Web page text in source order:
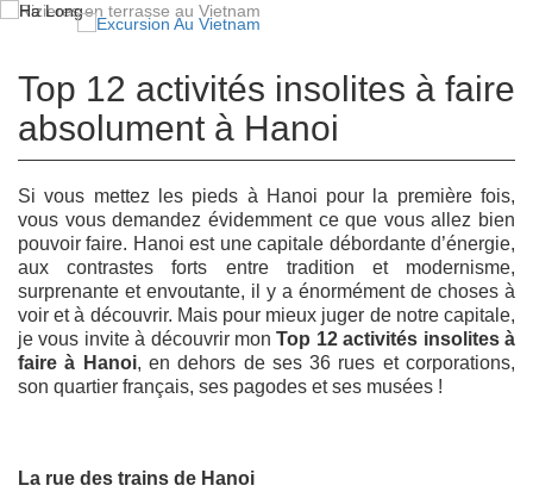
Top 12 activités insolites à faire
absolument à Hanoi
Si vous mettez les pieds à Hanoi pour la première fois,
vous vous demandez évidemment ce que vous allez bien
pouvoir faire. Hanoi est une capitale débordante d’énergie,
aux contrastes forts entre tradition et modernisme,
surprenante et envoutante, il y a énormément de choses à
voir et à découvrir. Mais pour mieux juger de notre capitale,
je vous invite à découvrir monTop 12 activités insolites à
faire à Hanoi, en dehors de ses 36 rues et corporations,
son quartier français, ses pagodes et ses musées !
La rue des trains de Hanoi